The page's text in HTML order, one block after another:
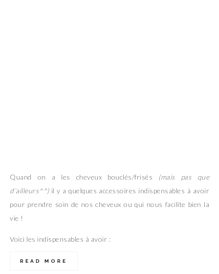
Quand on a les cheveux bouclés/frisés (mais pas que
d’ailleurs^^)il y a quelques accessoires indispensables à avoir
pour prendre soin de nos cheveux ou qui nous facilite bien la
vie !
Voici les indispensables à avoir :
READ MORE